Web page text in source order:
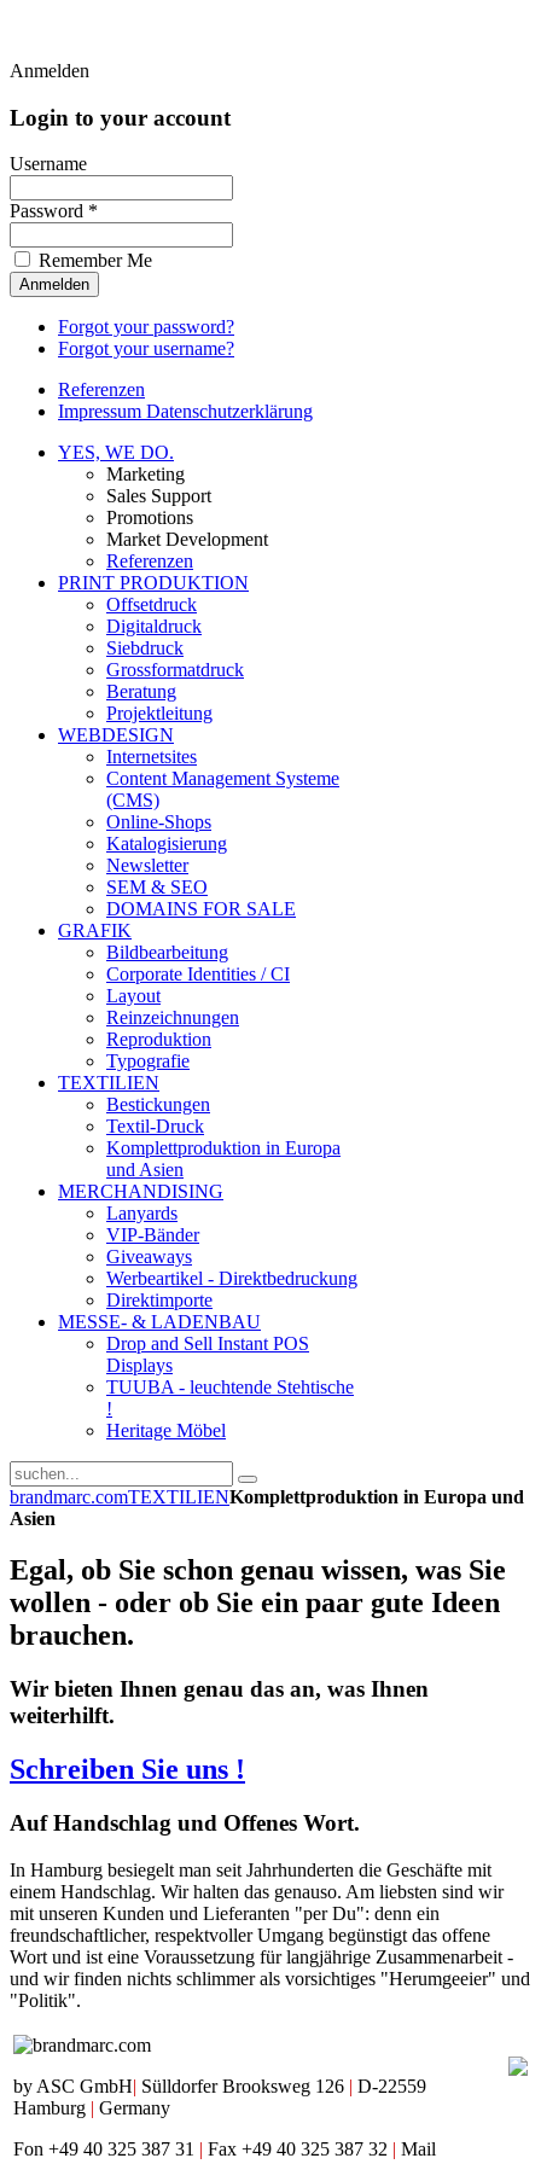
Anmelden
Login to your account
Username
Password *
Remember Me
Forgot your password?
Forgot your username?
Referenzen
Impressum Datenschutzerklärung
YES, WE DO.
Marketing
Sales Support
Promotions
Market Development
Referenzen
PRINT PRODUKTION
Offsetdruck
Digitaldruck
Siebdruck
Grossformatdruck
Beratung
Projektleitung
WEBDESIGN
Internetsites
Content Management Systeme
(CMS)
Online-Shops
Katalogisierung
Newsletter
SEM & SEO
DOMAINS FOR SALE
GRAFIK
Bildbearbeitung
Corporate Identities / CI
Layout
Reinzeichnungen
Reproduktion
Typografie
TEXTILIEN
Bestickungen
Textil-Druck
Komplettproduktion in Europa
und Asien
MERCHANDISING
Lanyards
VIP-Bänder
Giveaways
Werbeartikel - Direktbedruckung
Direktimporte
MESSE- & LADENBAU
Drop and Sell Instant POS
Displays
TUUBA - leuchtende Stehtische
!
Heritage Möbel
brandmarc.comTEXTILIENKomplettproduktion in Europa und
Asien
Egal, ob Sie schon genau wissen, was Sie
wollen - oder ob Sie ein paar gute Ideen
brauchen.
Wir bieten Ihnen genau das an, was Ihnen
weiterhilft.
Schreiben Sie uns !
AufHandschlag und Offenes Wort.
In Hamburg besiegelt man seit Jahrhunderten die Geschäfte mit
einem Handschlag. Wir halten das genauso. Am liebsten sind wir
mit unseren Kunden und Lieferanten "per Du": denn ein
freundschaftlicher, respektvoller Umgang begünstigt das offene
Wort und ist eine Voraussetzung für langjährige Zusammenarbeit -
und wir finden nichts schlimmer als vorsichtiges "Herumgeeier" und
"Politik".
by ASC GmbH| Sülldorfer Brooksweg 126 | D-22559
Hamburg | Germany
Fon +49 40 325 387 31 | Fax +49 40 325 387 32 | Mail